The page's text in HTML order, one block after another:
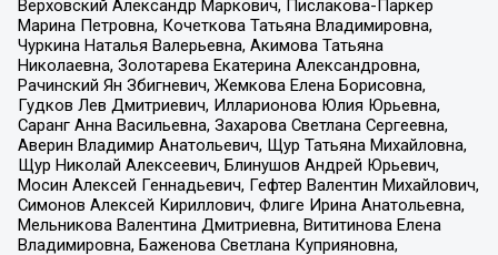
Верховский Александр Маркович, Пислакова-Паркер
Марина Петровна, Кочеткова Татьяна Владимировна,
Чуркина Наталья Валерьевна, Акимова Татьяна
Николаевна, Золотарева Екатерина Александровна,
Рачинский Ян Збигневич, Жемкова Елена Борисовна,
Гудков Лев Дмитриевич, Илларионова Юлия Юрьевна,
Саранг Анна Васильевна, Захарова Светлана Сергеевна,
Аверин Владимир Анатольевич, Щур Татьяна Михайловна,
Щур Николай Алексеевич, Блинушов Андрей Юрьевич,
Мосин Алексей Геннадьевич, Гефтер Валентин Михайлович,
Симонов Алексей Кириллович, Флиге Ирина Анатольевна,
Мельникова Валентина Дмитриевна, Вититинова Елена
Владимировна, Баженова Светлана Куприяновна,